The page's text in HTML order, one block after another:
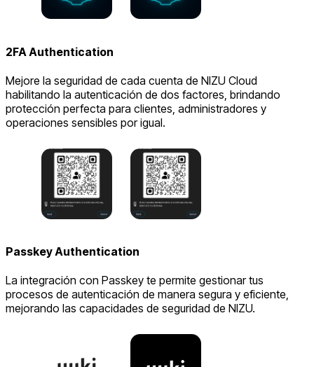
2FA Authentication
Mejore la seguridad de cada cuenta de NIZU Cloud
habilitando la autenticación de dos factores, brindando
protección perfecta para clientes, administradores y
operaciones sensibles por igual.
Passkey Authentication
La integración con Passkey te permite gestionar tus
procesos de autenticación de manera segura y eficiente,
mejorando las capacidades de seguridad de NIZU.